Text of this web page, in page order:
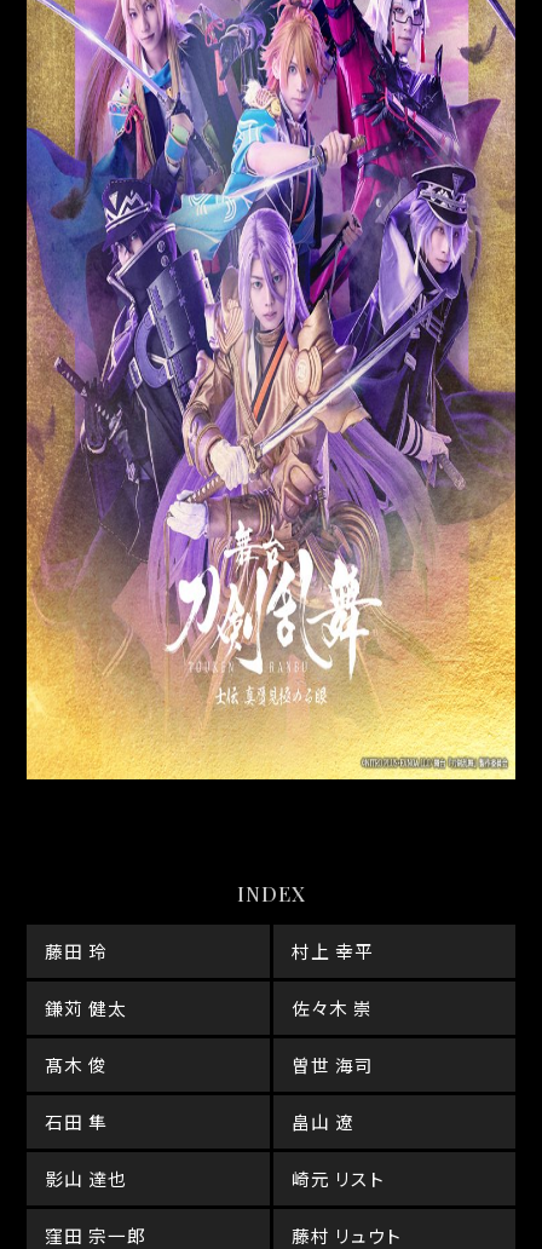
INDEX
藤田 玲 村上 幸平
鎌苅 健太 佐々木 崇
髙木 俊 曽世 海司
石田 隼 畠山 遼
影山 達也 崎元 リスト
窪田 宗一郎 藤村 リュウト